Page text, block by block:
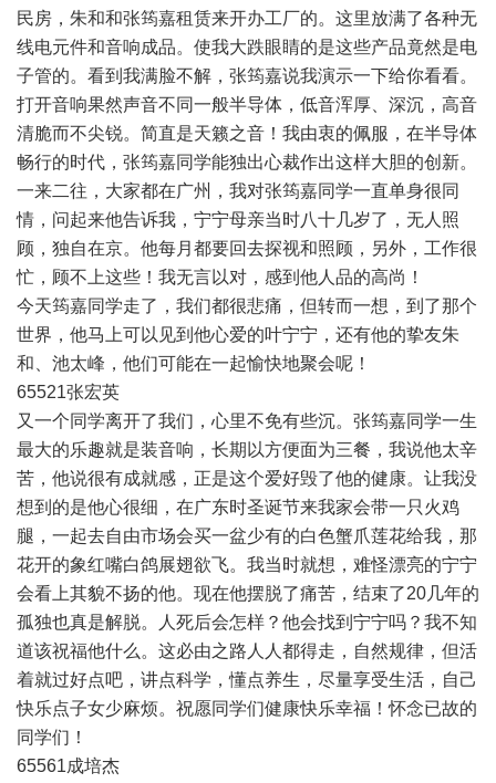
民房，朱和和张筠嘉租赁来开办工厂的。这里放满了各种无
线电元件和音响成品。使我大跌眼睛的是这些产品竟然是电
子管的。看到我满脸不解，张筠嘉说我演示一下给你看看。
打开音响果然声音不同一般半导体，低音浑厚、深沉，高音
清脆而不尖锐。简直是天籁之音！我由衷的佩服，在半导体
畅行的时代，张筠嘉同学能独出心裁作出这样大胆的创新。
一来二往，大家都在广州，我对张筠嘉同学一直单身很同
情，问起来他告诉我，宁宁母亲当时八十几岁了，无人照
顾，独自在京。他每月都要回去探视和照顾，另外，工作很
忙，顾不上这些！我无言以对，感到他人品的高尚！
今天筠嘉同学走了，我们都很悲痛，但转而一想，到了那个
世界，他马上可以见到他心爱的叶宁宁，还有他的挚友朱
和、池太峰，他们可能在一起愉快地聚会呢！
65521张宏英
又一个同学离开了我们，心里不免有些沉。张筠嘉同学一生
最大的乐趣就是装音响，长期以方便面为三餐，我说他太辛
苦，他说很有成就感，正是这个爱好毁了他的健康。让我没
想到的是他心很细，在广东时圣诞节来我家会带一只火鸡
腿，一起去自由市场会买一盆少有的白色蟹爪莲花给我，那
花开的象红嘴白鸽展翅欲飞。我当时就想，难怪漂亮的宁宁
会看上其貌不扬的他。现在他摆脱了痛苦，结束了20几年的
孤独也真是解脱。人死后会怎样？他会找到宁宁吗？我不知
道该祝福他什么。这必由之路人人都得走，自然规律，但活
着就过好点吧，讲点科学，懂点养生，尽量享受生活，自己
快乐点子女少麻烦。祝愿同学们健康快乐幸福！怀念已故的
同学们！
65561成培杰